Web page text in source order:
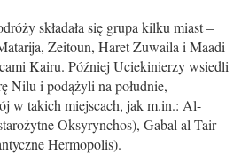
składała się grupa kilku miast –
Zeitoun, Haret Zuwaila i Maadi
Kairu. Później Uciekinierzy wsiedli
Nilu i podążyli na południe,
w takich miejscach, jak m.in.: Al-
Oksyrynchos), Gabal al-Tair
Hermopolis).